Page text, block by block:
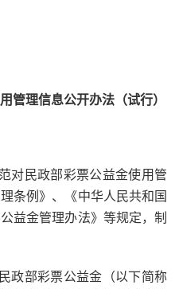
管理信息公开办法（试行）
民政部彩票公益金使用管
条例》、《中华人民共和国
益金管理办法》等规定，制
部彩票公益金（以下简称